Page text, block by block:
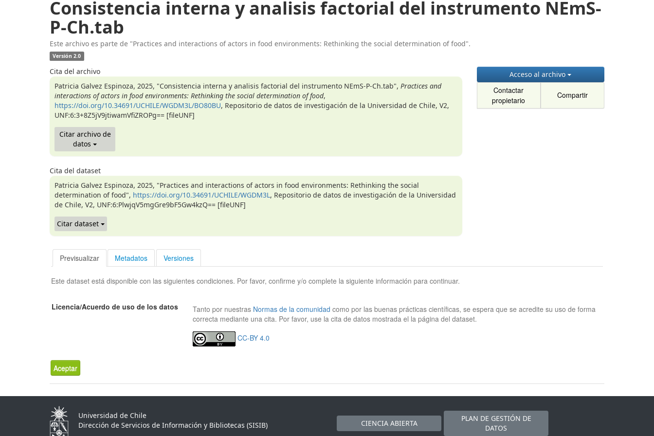
Consistencia interna y analisis factorial del instrumento NEmS-
P-Ch.tab
Este archivo es parte de "Practices and interactions of actors in food environments: Rethinking the social determination of food".
Versión 2.0
Cita del archivo
Patricia Galvez Espinoza, 2025, "Consistencia interna y analisis factorial del instrumento NEmS-P-Ch.tab", Practices and
interactions of actors in food environments: Rethinking the social determination of food,
https://doi.org/10.34691/UCHILE/WGDM3L/BO80BU, Repositorio de datos de investigación de la Universidad de Chile, V2,
UNF:6:3+8Z5jV9jtiwamVfiZROPg== [fileUNF]
Citar archivo de
datos
Cita del dataset
Patricia Galvez Espinoza, 2025, "Practices and interactions of actors in food environments: Rethinking the social
determination of food", https://doi.org/10.34691/UCHILE/WGDM3L, Repositorio de datos de investigación de la Universidad
de Chile, V2, UNF:6:PlwjqV5mgGre9bF5Gw4kzQ== [fileUNF]
Citar dataset
Acceso al archivo
Contactar
propietario
Compartir
Previsualizar Metadatos Versiones
Este dataset está disponible con las siguientes condiciones. Por favor, confirme y/o complete la siguiente información para continuar.
Licencia/Acuerdo de uso de los datos Tanto por nuestras Normas de la comunidad como por las buenas prácticas científicas, se espera que se acredite su uso de forma
correcta mediante una cita. Por favor, use la cita de datos mostrada el la página del dataset.
CC-BY 4.0
Aceptar
Universidad de Chile
Dirección de Servicios de Información y Bibliotecas (SISIB)
CIENCIA ABIERTA
PLAN DE GESTIÓN DE
DATOS